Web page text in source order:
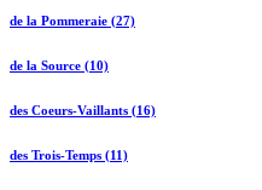
de la Pommeraie (27)
de la Source (10)
des Coeurs-Vaillants (16)
des Trois-Temps (11)